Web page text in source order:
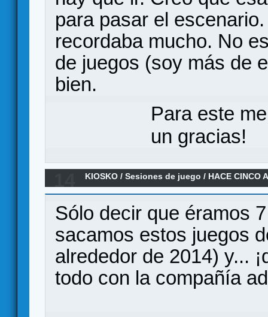
para pasar el
recordaba mucho. No
de juegos (soy más de
bien.
Para este
un gracias!
KIOSKO /Sesiones de juego / HACE CINCO
Sólo decir que éramos
sacamos estos juegos
alrededor de 2014) y...
todo con la compañía